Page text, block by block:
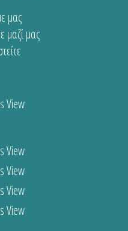
μας
μαζί μας